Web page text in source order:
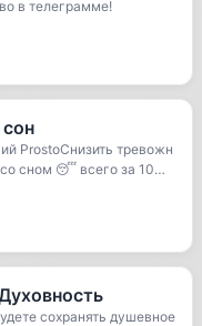
в телеграмме!
ProstoСнизить тревожн
сном 😴 всего за 10
сохранять душевное